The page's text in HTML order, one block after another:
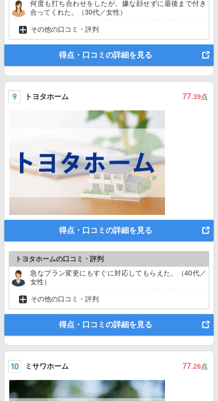
何度も打ち合わせをしたが、嫌な顔せずに最後まで付き
合ってくれた。（30代／女性）
その他の口コミ・評判
得点・口コミの詳細を見る
トヨタホーム 77.39点
得点・口コミの詳細を見る
トヨタホームの口コミ・評判
急なプラン変更にもすぐに対応してもらえた。（40代／
女性）
その他の口コミ・評判
得点・口コミの詳細を見る
ミサワホーム 77.26点